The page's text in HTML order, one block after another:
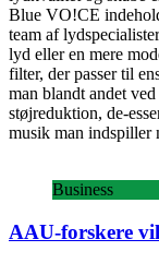
Blue VO!CE
team af
lyd eller en mere
filter, der passer til
man blandt andet
støjreduktion, de-
musik man indspiller
Business
AAU-forskere